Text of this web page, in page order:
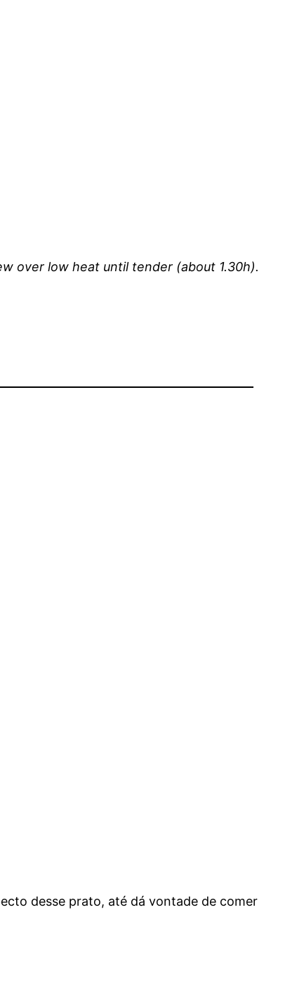
over low heat until tender (about 1.30h).
desse prato, até dá vontade de comer